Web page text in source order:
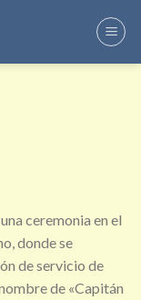
ceremonia en el
donde se
de servicio de
de «Capitán